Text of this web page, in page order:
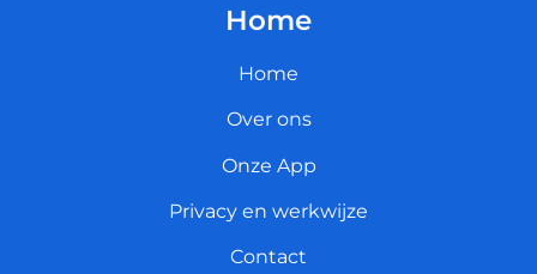
Home
Home
Over ons
Onze App
Privacy en werkwijze
Contact